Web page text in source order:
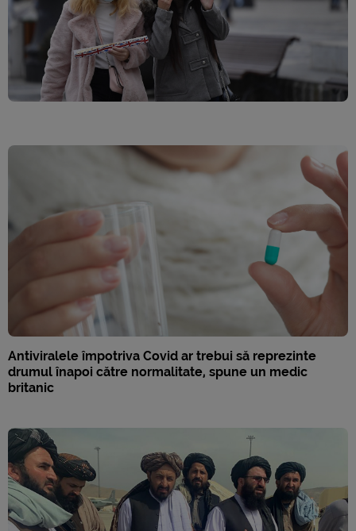
Antiviralele împotriva Covid ar trebui să reprezinte
drumul înapoi către normalitate, spune un medic
britanic